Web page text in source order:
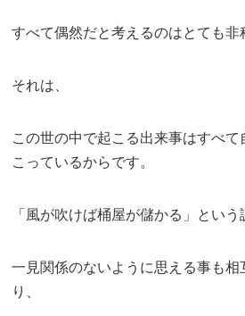
すべて偶然だと考えるのはとても非
それは、
この世の中で起こる出来事はすべ
こっているからです。
「風が吹けば桶屋が儲かる」という
一見関係のないように思える事も相
り、